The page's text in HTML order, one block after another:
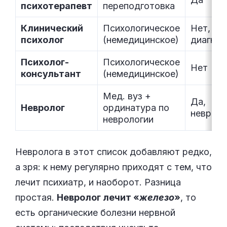
психотерапевт переподготовка
Клинический
психолог
Психологическое
(немедицинское)
Нет,
Психолог-
консультант
Психологическое
(немедицинское)
Нет
Невролог
Мед. вуз +
ординатура по
неврологии
Да,
Невролога в этот список добавляют редко,
а зря: к нему регулярно приходят с тем, что
лечит психиатр, и наоборот. Разница
простая. Невролог лечит «железо», то
есть органические болезни нервной